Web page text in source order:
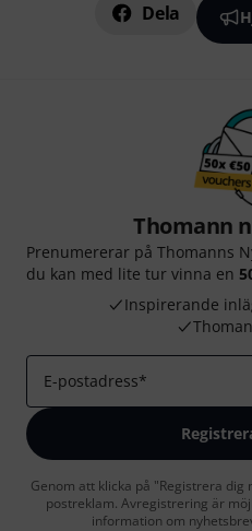
Dela
Thomann
Prenumererar på Thomanns
du kan med lite tur vinna en
Inspirerande
E-postadress*
Genom att klicka på "Registrera
postreklam. Avregistrering är
information om